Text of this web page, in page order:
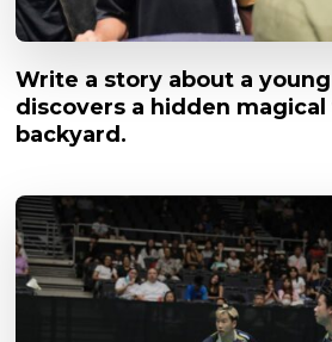
Write a story about a
discovers a hidden
backyard.